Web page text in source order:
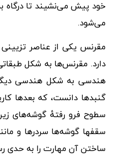
خود پیش می‌نشیند تا درگاه
می‌شود.
مقرنس یکی از عناصر
دارد. مقرنس‌ها به شکل
هندسی به شکل هندسی
گنبدها دانست، که بعدها
سطوح فرو رفتهٔ گوشه‌های
سقفها گوشه‌ها سردرها و
ساختن آن مهارت را به حدی